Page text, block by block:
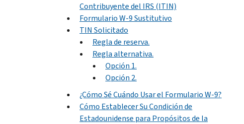
Contribuyente del IRS (ITIN)
Formulario W-9 Sustitutivo
TIN Solicitado
Regla de reserva.
Regla alternativa.
Opción 1.
Opción 2.
¿Cómo Sé Cuándo Usar el Formulario W-9?
Cómo Establecer Su Condición de
Estadounidense para Propósitos de la